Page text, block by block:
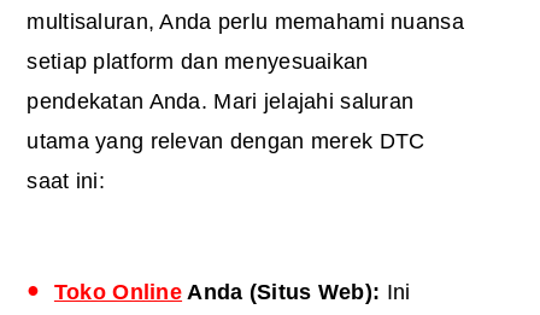
multisaluran, Anda perlu memahami nuansa
setiap platform dan menyesuaikan
pendekatan Anda. Mari jelajahi saluran
utama yang relevan dengan merek DTC
saat ini:
Toko Online Anda (Situs Web): Ini